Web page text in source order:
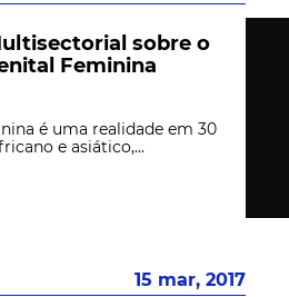
sobre o
Feminina
é uma realidade em 30
e asiático,...
15 mar, 2017